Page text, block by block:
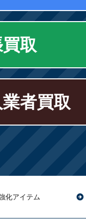
取
者買取
化アイテム